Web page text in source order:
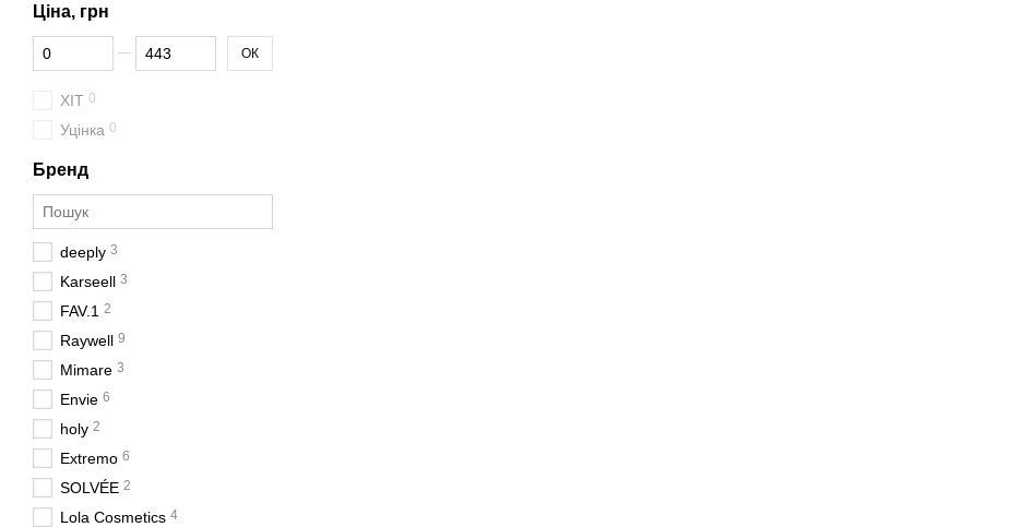
Ціна, грн
Від Ціна, грн
До Ціна, грн ОК
ХІТ 0
Уцінка 0
Бренд
deeply 3
Karseell 3
FAV.1 2
Raywell 9
Mimare 3
Envie 6
holy 2
Extremo 6
SOLVÉE 2
Lola Cosmetics 4